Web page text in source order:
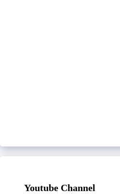
Youtube Channel